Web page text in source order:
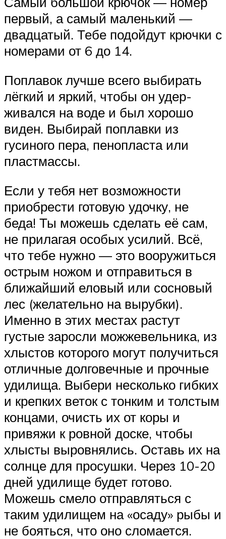
первый, а самый маленький —
двадцатый. Тебе подойдут крючки с
номерами от 6 до 14.
Поплавок лучше всего выбирать
лёгкий и яркий, чтобы он удер­
живался на воде и был хорошо
виден. Выбирай поплавки из
гусиного пера, пенопласта или
пластмассы.
Если у тебя нет возможности
приобрести готовую удочку, не
беда! Ты можешь сделать её сам,
не прилагая особых усилий. Всё,
что тебе нужно — это вооружиться
острым ножом и отправиться в
ближайший еловый или сосновый
лес (желательно на вырубки).
Имен­но в этих местах растут
густые заросли можжевельника, из
хлыстов ко­торого могут получиться
отличные долговечные и прочные
удилища. Выбери несколько гибких
и крепких веток с тонким и толстым
конца­ми, очисть их от коры и
привяжи к ровной доске, чтобы
хлысты вы­ровнялись. Оставь их на
солнце для просушки. Через 10-20
дней удилище будет готово.
Можешь смело отправляться с
таким удилищем на «осаду» рыбы и
не бояться, что оно сломается.